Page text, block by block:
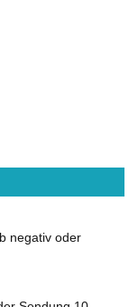
negativ oder